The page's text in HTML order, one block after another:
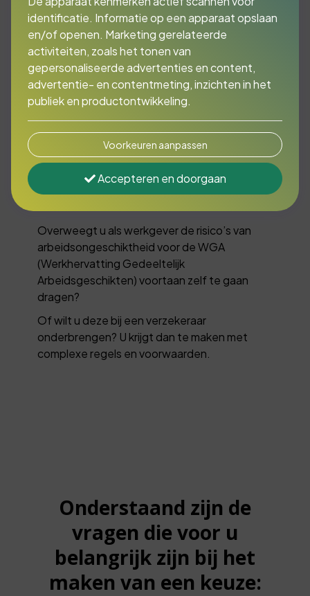
Overweegt u als
werkgever de risico’s
van
arbeidsongeschiktheid
voor de WGA voortaan
zelf te gaan dragen?
Overweegt u als werkgever de risico’s van
arbeidsongeschiktheid voor de WGA
(Werkhervatting Gedeeltelijk
Arbeidsgeschikten) voortaan zelf te gaan
dragen?
Of wilt u deze bij een verzekeraar
onderbrengen? U krijgt dan te maken met
complexe regels en voorwaarden.
Onderstaand zijn de
vragen die voor u
belangrijk zijn bij het
maken van een keuze:
identificatie. Informatie op een apparaat opslaan
en/of openen. Marketing gerelateerde
activiteiten, zoals het tonen van
gepersonaliseerde advertenties en content,
advertentie- en contentmeting, inzichten in het
publiek en productontwikkeling.
Voorkeuren aanpassen
Accepteren en doorgaan